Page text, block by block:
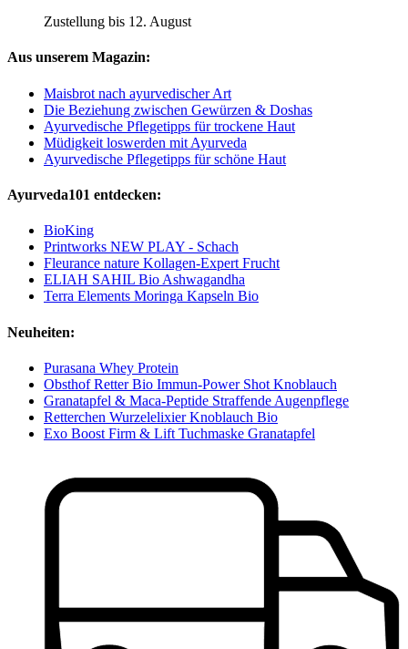
Zustellung bis 12. August
Aus unserem Magazin:
Maisbrot nach ayurvedischer Art
Die Beziehung zwischen Gewürzen & Doshas
Ayurvedische Pflegetipps für trockene Haut
Müdigkeit loswerden mit Ayurveda
Ayurvedische Pflegetipps für schöne Haut
Ayurveda101 entdecken:
BioKing
Printworks NEW PLAY - Schach
Fleurance nature Kollagen-Expert Frucht
ELIAH SAHIL Bio Ashwagandha
Terra Elements Moringa Kapseln Bio
Neuheiten:
Purasana Whey Protein
Obsthof Retter Bio Immun-Power Shot Knoblauch
Granatapfel & Maca-Peptide Straffende Augenpflege
Retterchen Wurzelelixier Knoblauch Bio
Exo Boost Firm & Lift Tuchmaske Granatapfel